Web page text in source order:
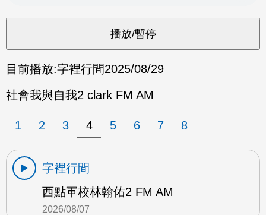
目前播放:字裡行間2025/08/29
社會我與自我2 clark FM AM
1 2 3 4 5 6 7 8
字裡行間
西點軍校林翰佑2 FM AM
2026/08/07